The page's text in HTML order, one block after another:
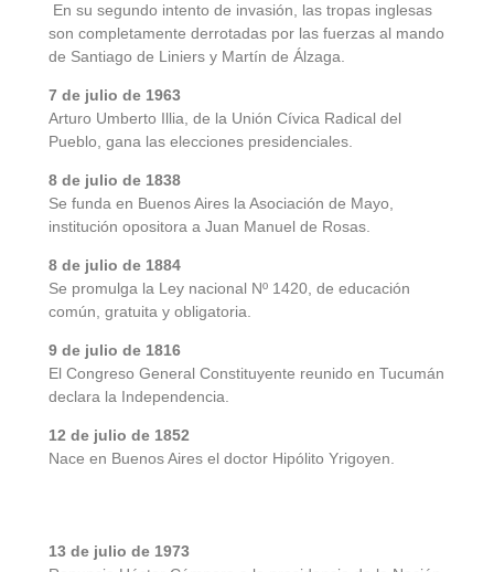
En su segundo intento de invasión, las tropas inglesas
son completamente derrotadas por las fuerzas al mando
de Santiago de Liniers y Martín de Álzaga.
7 de julio de 1963
Arturo Umberto Illia, de la Unión Cívica Radical del
Pueblo, gana las elecciones presidenciales.
8 de julio de 1838
Se funda en Buenos Aires la Asociación de Mayo,
institución opositora a Juan Manuel de Rosas.
8 de julio de 1884
Se promulga la Ley nacional Nº 1420, de educación
común, gratuita y obligatoria.
9 de julio de 1816
El Congreso General Constituyente reunido en Tucumán
declara la Independencia.
12 de julio de 1852
Nace en Buenos Aires el doctor Hipólito Yrigoyen.
13 de julio de 1973